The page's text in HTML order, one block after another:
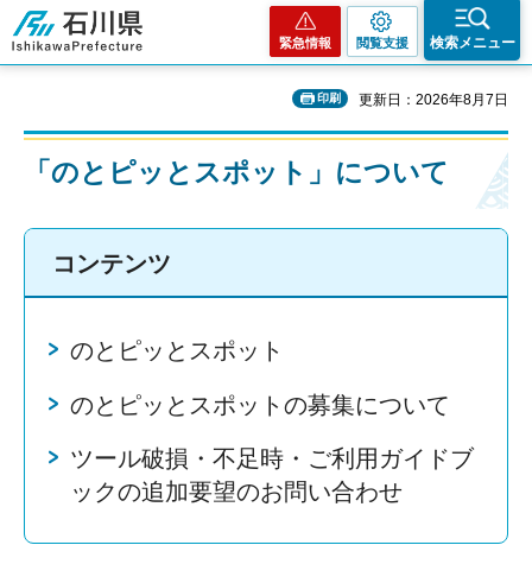
石川県
緊急情報 閲覧支援 検索メニュー
印刷 更新日：2026年8月7日
「のとピッとスポット」について
コンテンツ
のとピッとスポット
のとピッとスポットの募集について
ツール破損・不足時・ご利用ガイドブ
ックの追加要望のお問い合わせ